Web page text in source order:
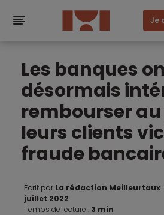
Je
Les banques
désormais
rembourser
leurs clients
fraude
Écrit par La rédaction Meilleurtaux .
juillet 2022 .
Temps de lecture : 3 min